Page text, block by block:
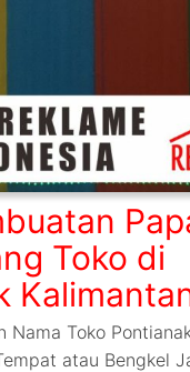
Toko di
Nama Toko
atau Bengkel